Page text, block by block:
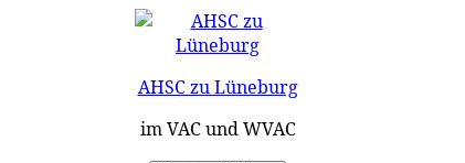
AHSC zu Lüneburg
im VAC und WVAC